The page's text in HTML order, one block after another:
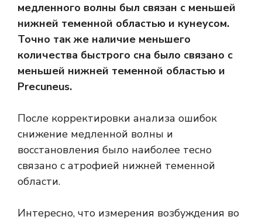
медленного волны был связан с меньшей
нижней теменной областью и кунеусом.
Точно так же наличие меньшего
количества быстрого сна было связано с
меньшей нижней теменной областью и
Precuneus.
После корректировки анализа ошибок
снижение медленной волны и
восстановления было наиболее тесно
связано с атрофией нижней теменной
области.
Интересно, что измерения возбуждения во